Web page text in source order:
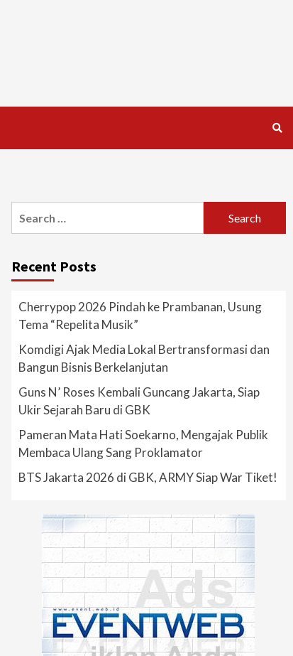
for:
Recent Posts
Cherrypop 2026 Pindah ke Prambanan, Usung
Tema “Repelita Musik”
Komdigi Ajak Media Lokal Bertransformasi dan
Bangun Bisnis Berkelanjutan
Guns N’ Roses Kembali Guncang Jakarta, Siap
Ukir Sejarah Baru di GBK
Pameran Mata Hati Soekarno, Mengajak Publik
Membaca Ulang Sang Proklamator
BTS Jakarta 2026 di GBK, ARMY Siap War Tiket!